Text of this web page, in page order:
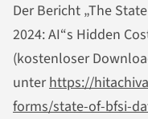
Der Bericht „The
2024: AI“s Hidden
(kostenloser
unterhttps://
forms/state-of-bfsi-